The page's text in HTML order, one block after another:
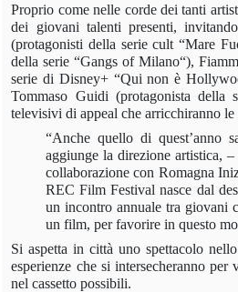
Proprio come nelle corde dei tanti
dei giovani talenti presenti,
(protagonisti della serie cult “Mare
della serie “Gangs of Milano“),
serie di Disney+ “Qui non è
Tommaso Guidi (protagonista della
televisivi di appeal che arricchiranno
“Anche quello di quest’anno
aggiunge la direzione artistica,
collaborazione con Romagna
REC Film Festivalnasce dal
un incontro annuale tra giovani
un film, per favorire in questo
Si aspetta in città uno spettacolo
esperienze che si intersecheranno
nel cassetto possibili.